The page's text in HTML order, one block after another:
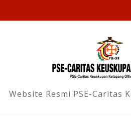
Website Resmi PSE-Caritas